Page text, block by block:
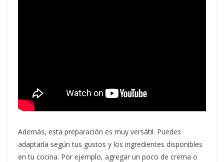
Además, esta preparación es muy versátil. Puedes
adaptarla según tus gustos y los ingredientes disponibles
en tu cocina. Por ejemplo, agregar un poco de crema o